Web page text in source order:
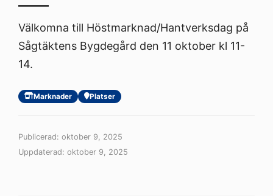
Välkomna till Höstmarknad/Hantverksdag på
Sågtäktens Bygdegård den 11 oktober kl 11-
14.
Marknader Platser
Publicerad: oktober 9, 2025
Uppdaterad: oktober 9, 2025